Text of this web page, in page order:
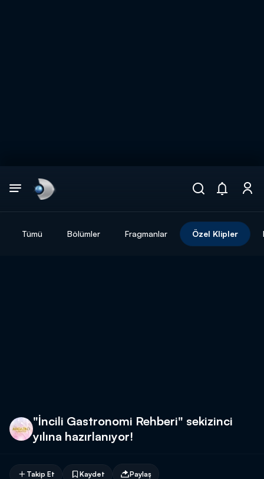
Tümü Bölümler Fragmanlar Özel Klipler
"İncili Gastronomi Rehberi" sekizinci
yılına hazırlanıyor!
Takip Et Kaydet Paylaş